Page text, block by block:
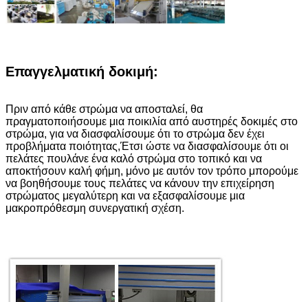
Επαγγελματική δοκιμή:
Πριν από κάθε στρώμα να αποσταλεί, θα
πραγματοποιήσουμε μια ποικιλία από αυστηρές δοκιμές στο
στρώμα, για να διασφαλίσουμε ότι το στρώμα δεν έχει
προβλήματα ποιότητας,Έτσι ώστε να διασφαλίσουμε ότι οι
πελάτες πουλάνε ένα καλό στρώμα στο τοπικό και να
αποκτήσουν καλή φήμη, μόνο με αυτόν τον τρόπο μπορούμε
να βοηθήσουμε τους πελάτες να κάνουν την επιχείρηση
στρώματος μεγαλύτερη και να εξασφαλίσουμε μια
μακροπρόθεσμη συνεργατική σχέση.